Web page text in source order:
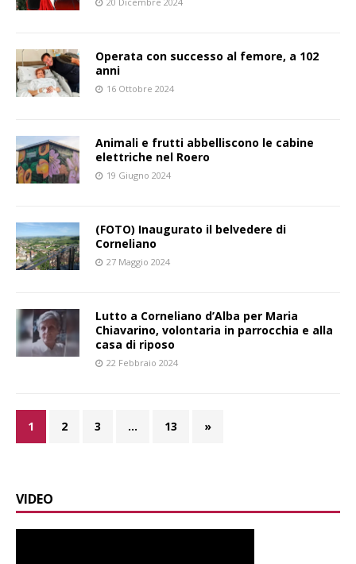
Operata con successo al femore, a 102
anni
16 Ottobre 2024
Animali e frutti abbelliscono le cabine
elettriche nel Roero
19 Giugno 2024
(FOTO) Inaugurato il belvedere di
Corneliano
27 Maggio 2024
Lutto a Corneliano d’Alba per Maria
Chiavarino, volontaria in parrocchia e alla
casa di riposo
22 Febbraio 2024
1 2 3 … 13 »
VIDEO